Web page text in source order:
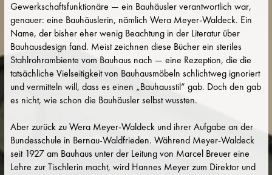
Gewerkschaftsfunktionäre — ein Bauhäusler verantwortlich war,
genauer: eine Bauhäuslerin, nämlich Wera Meyer-Waldeck. Ein
Name, der bisher eher wenig Beachtung in der Literatur über
Bauhausdesign fand. Meist zeichnen diese Bücher ein steriles
Stahlrohrambiente vom Bauhaus nach — eine Rezeption, die die
tatsächliche Vielseitigkeit von Bauhausmöbeln schlichtweg ignoriert
und vermitteln will, dass es einen „Bauhausstil“ gab. Doch den gab
es nicht, wie schon die Bauhäusler selbst wussten.
Aber zurück zu Wera Meyer-Waldeck und ihrer Aufgabe an der
Bundesschule in Bernau-Waldfrieden. Während Meyer-Waldeck
seit 1927 am Bauhaus unter der Leitung von Marcel Breuer eine
Lehre zur Tischlerin macht, wird Hannes Meyer zum Direktor und